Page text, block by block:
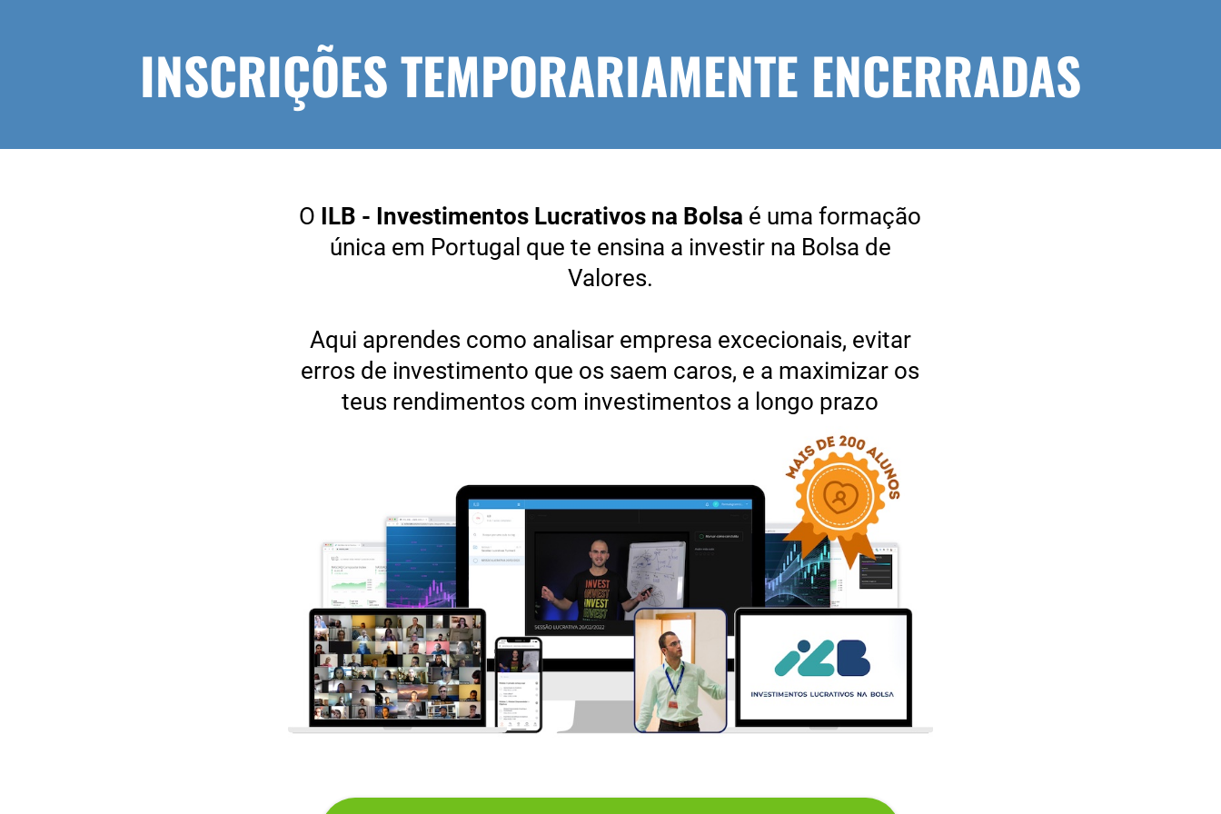
INSCRIÇÕES TEMPORARIAMENTE ENCERRADAS
O ILB - Investimentos Lucrativos na Bolsa é uma formação
única em Portugal que te ensina a investir na Bolsa de
Valores.
Aqui aprendes como analisar empresa excecionais, evitar
erros de investimento que os saem caros, e a maximizar os
teus rendimentos com investimentos a longo prazo